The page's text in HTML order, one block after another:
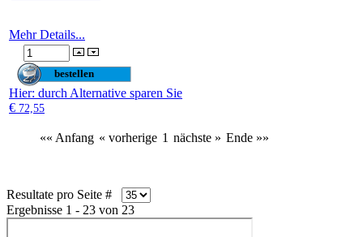
Mehr Details...
Hier: durch Alternative sparen Sie
€ 72,55
«« Anfang « vorherige 1 nächste » Ende »»
Resultate pro Seite #
Ergebnisse 1 - 23 von 23